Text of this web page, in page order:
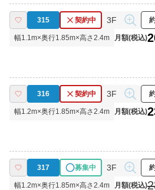
315 契約中 3F
幅1.1 m×奥行1.85m×高さ2.4m 月額(税込)
316 契約中 3F
幅1.2m×奥行1.85m×高さ2.4m 月額(税込)
317 募集中 3F
幅1.2m×奥行1.85m×高さ2.4m 月額(税込)